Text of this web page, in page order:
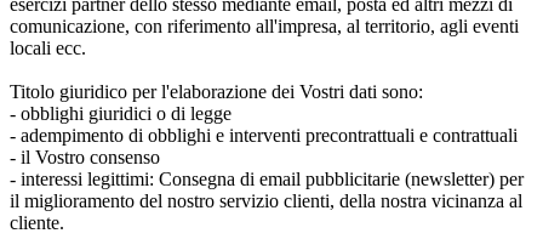
comunicazione, con riferimento all'impresa, al territorio, agli eventi
locali ecc.
Titolo giuridico per l'elaborazione dei Vostri dati sono:
- obblighi giuridici o di legge
- adempimento di obblighi e interventi precontrattuali e contrattuali
- il Vostro consenso
- interessi legittimi: Consegna di email pubblicitarie (newsletter) per
il miglioramento del nostro servizio clienti, della nostra vicinanza al
cliente.